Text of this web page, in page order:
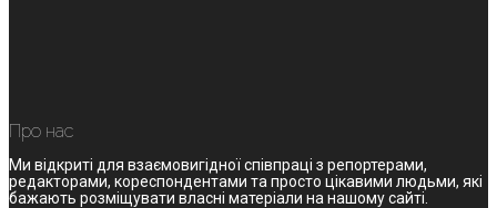
Про нас
Ми відкриті для взаємовигідної співпраці з репортерами,
редакторами, кореспондентами та просто цікавими людьми, які
бажають розміщувати власні матеріали на нашому сайті.